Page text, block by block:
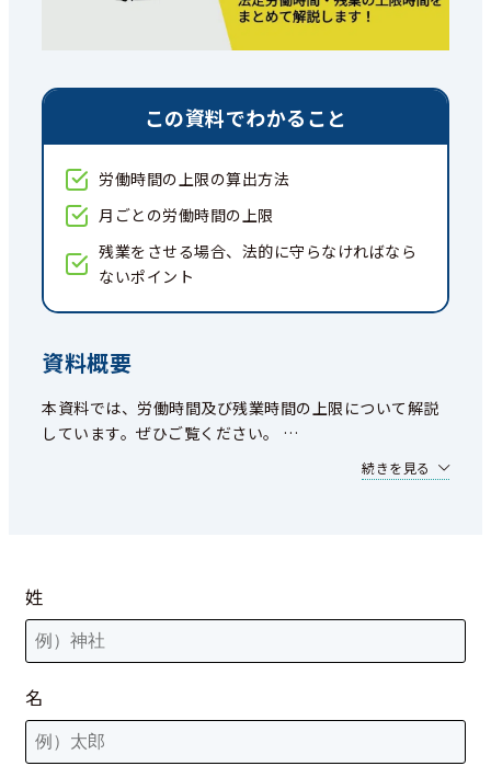
この資料でわかること
労働時間の上限の算出方法
月ごとの労働時間の上限
残業をさせる場合、法的に守らなければなら
ないポイント
資料概要
本資料では、労働時間及び残業時間の上限について解説
しています。ぜひご覧ください。 …
続きを見る
姓
名